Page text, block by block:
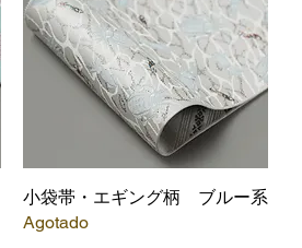
Vista rápida
小袋帯・エギング柄 ブルー系
Agotado